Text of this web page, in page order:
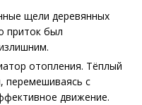
щели деревянных
приток был
отопления. Тёплый
перемешиваясь с
движение.